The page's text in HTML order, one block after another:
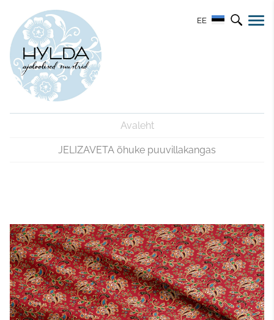
EE
Avaleht
JELIZAVETA õhuke puuvillakangas